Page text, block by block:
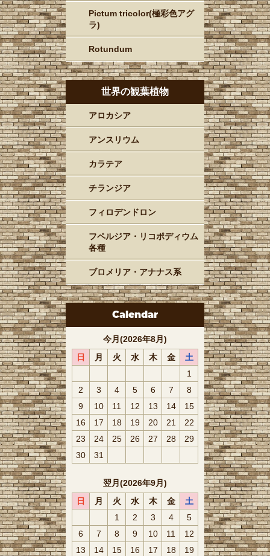
Pictum tricolor(極彩色アグ
ラ)
Rotundum
世界の観葉植物
アロカシア
アンスリウム
カラテア
チランジア
フィロデンドロン
フペルジア・リコポディウム
各種
ブロメリア・アナナス系
Calendar
今月(2026年8月)
日
月 火 水 木 金
土
1
2
3 4 5 6 7
8
9
10 11 12 13 14
15
16
17 18 19 20 21
22
23
24 25 26 27 28
29
30
31
翌月(2026年9月)
日
月 火 水 木 金
土
1
2 3 4
5
6
7 8 9 10 11
12
13
14 15 16 17 18 19